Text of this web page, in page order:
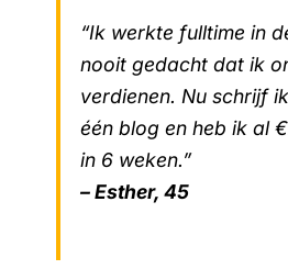
“Ik werkte fulltime in
nooit gedacht dat ik
verdienen. Nu schrijf
één blog en heb ik al
in 6 weken.”
– Esther, 45